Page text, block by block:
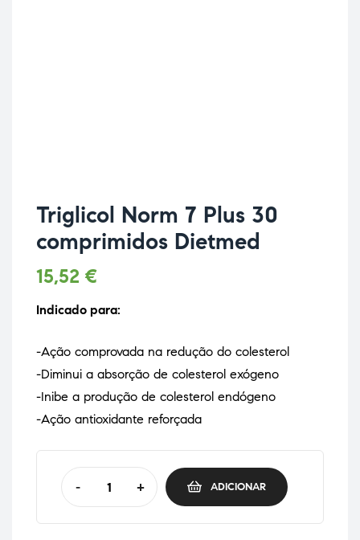
Triglicol Norm 7 Plus 30
comprimidos Dietmed
15,52 €
Indicado para:
-Ação comprovada na redução do colesterol
-Diminui a absorção de colesterol exógeno
-Inibe a produção de colesterol endógeno
-Ação antioxidante reforçada
- + ADICIONAR